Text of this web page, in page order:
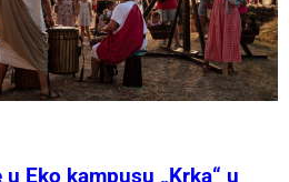
Eko kampusu „Krka“ u